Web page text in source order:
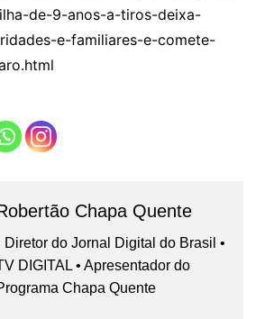
de-9-anos-a-tiros-deixa-
e-familiares-e-comete-
Chapa Quente
Diretor do Jornal Digital do Brasil •
DIGITAL • Apresentador do
Chapa Quente